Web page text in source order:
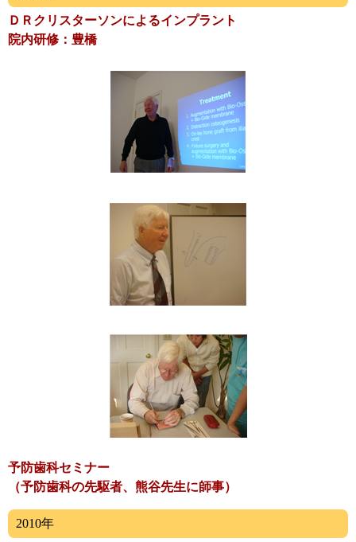
ＤＲクリスターソンによるインプラント
院内研修：豊橋
予防歯科セミナー
（予防歯科の先駆者、熊谷先生に師事）
2010年